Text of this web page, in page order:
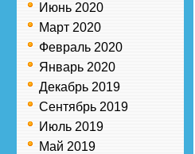
Июнь 2020
Март 2020
Февраль 2020
Январь 2020
Декабрь 2019
Сентябрь 2019
Июль 2019
Май 2019